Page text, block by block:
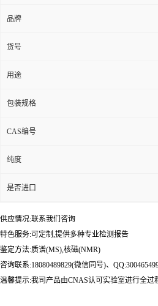
品牌
货号
用途
包装规格
CAS编号
纯度
是否进口
供应情况:联系我们咨询
特色服务:可定制,提供多种专业检测报告
鉴定方法:质谱(MS),核磁(NMR)
咨询联系:18080489829(微信同号)、
温馨提示:我司产品由CNAS认可实验室进行全